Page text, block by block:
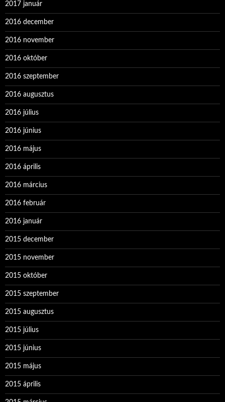
2017 január
2016 december
2016 november
2016 október
2016 szeptember
2016 augusztus
2016 július
2016 június
2016 május
2016 április
2016 március
2016 február
2016 január
2015 december
2015 november
2015 október
2015 szeptember
2015 augusztus
2015 július
2015 június
2015 május
2015 április